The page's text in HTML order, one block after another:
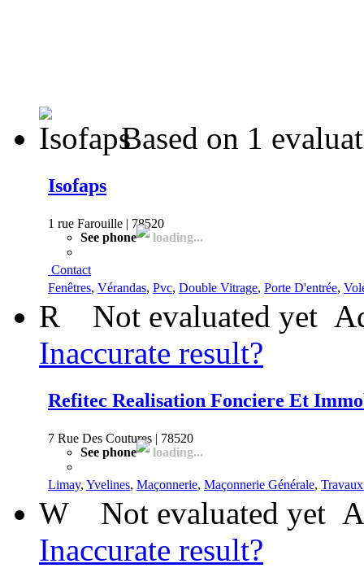
Based on 1
Isofaps
1 rue Farouille | 78520
See phone
loading...
Contact
Fenêtres, Vérandas, Pvc, Double Vitrage, Porte D'entrée,
R Not evaluated yet
Inaccurate result?
Refitec Realisation Fonciere Et
7 Rue Des Coutures | 78520
See phone
loading...
Limay, Yvelines, Maçonnerie, Maçonnerie Générale,
W Not evaluated yet
Inaccurate result?